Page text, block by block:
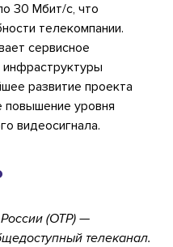
30 Мбит/с, что
телекомпании.
сервисное
развитие проекта
повышение уровня
видеосигнала.
(ОТР) —
телеканал.